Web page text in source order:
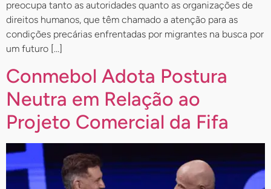
preocupa tanto as autoridades quanto as organizações de
direitos humanos, que têm chamado a atenção para as
condições precárias enfrentadas por migrantes na busca por
um futuro […]
Conmebol Adota Postura
Neutra em Relação ao
Projeto Comercial da Fifa